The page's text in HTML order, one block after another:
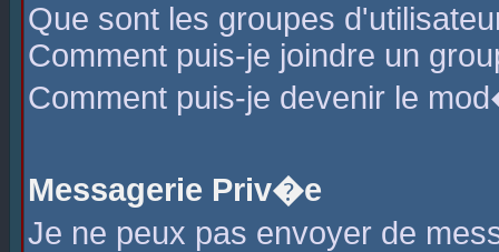
Que sont les groupes
Comment puis-je joindre un
Comment puis-je devenir le
Messagerie Priv�e
Je ne peux pas envoyer de